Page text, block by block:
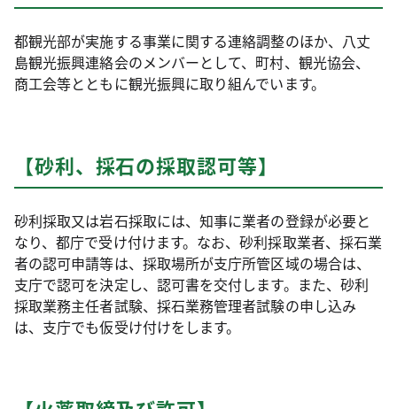
都観光部が実施する事業に関する連絡調整のほか、八丈
島観光振興連絡会のメンバーとして、町村、観光協会、
商工会等とともに観光振興に取り組んでいます。
【砂利、採石の採取認可等】
砂利採取又は岩石採取には、知事に業者の登録が必要と
なり、都庁で受け付けます。なお、砂利採取業者、採石業
者の認可申請等は、採取場所が支庁所管区域の場合は、
支庁で認可を決定し、認可書を交付します。また、砂利
採取業務主任者試験、採石業務管理者試験の申し込み
は、支庁でも仮受け付けをします。